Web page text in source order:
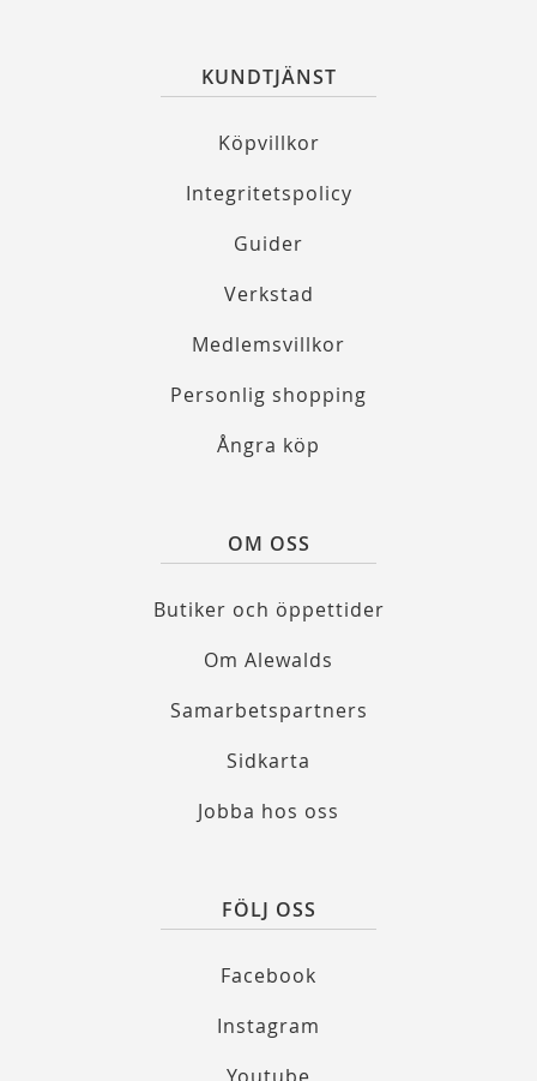
KUNDTJÄNST
Köpvillkor
Integritetspolicy
Guider
Verkstad
Medlemsvillkor
Personlig shopping
Ångra köp
OM OSS
Butiker och öppettider
Om Alewalds
Samarbetspartners
Sidkarta
Jobba hos oss
FÖLJ OSS
Facebook
Instagram